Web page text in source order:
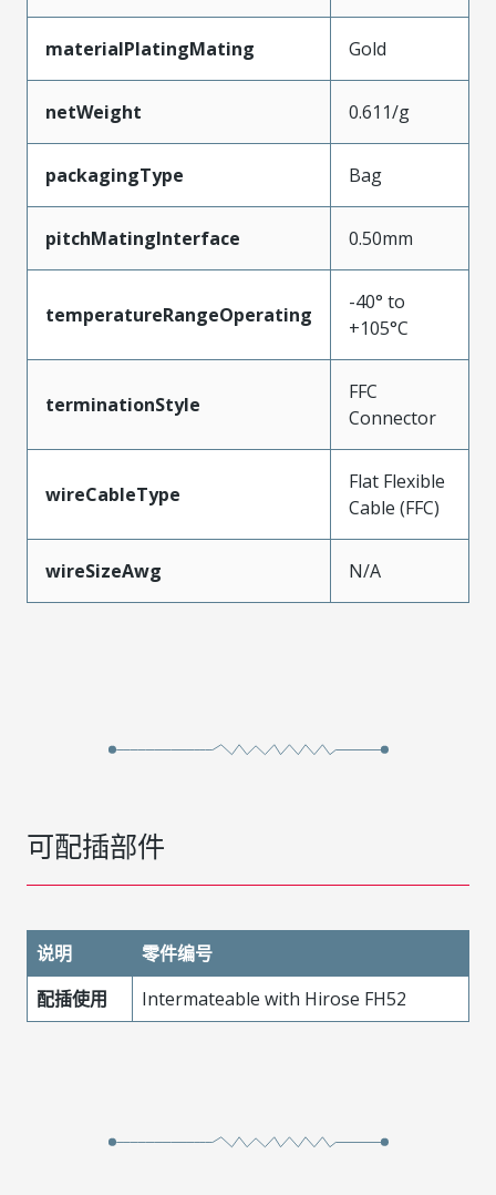
materialPlatingMating Gold
netWeight 0.611/g
packagingType Bag
pitchMatingInterface 0.50mm
temperatureRangeOperating
-40° to
+105°C
terminationStyle
FFC
Connector
wireCableType
Flat Flexible
Cable (FFC)
wireSizeAwg N/A
可配插部件
说明
零件编号
配插使用
Intermateable with Hirose FH52